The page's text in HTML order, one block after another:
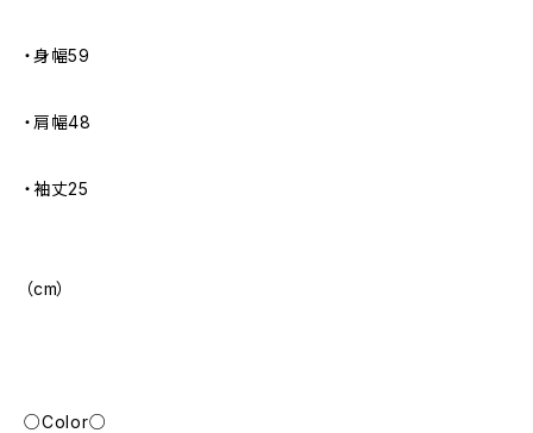
・身幅59
・肩幅48
・袖丈25
（cm）
○Color○